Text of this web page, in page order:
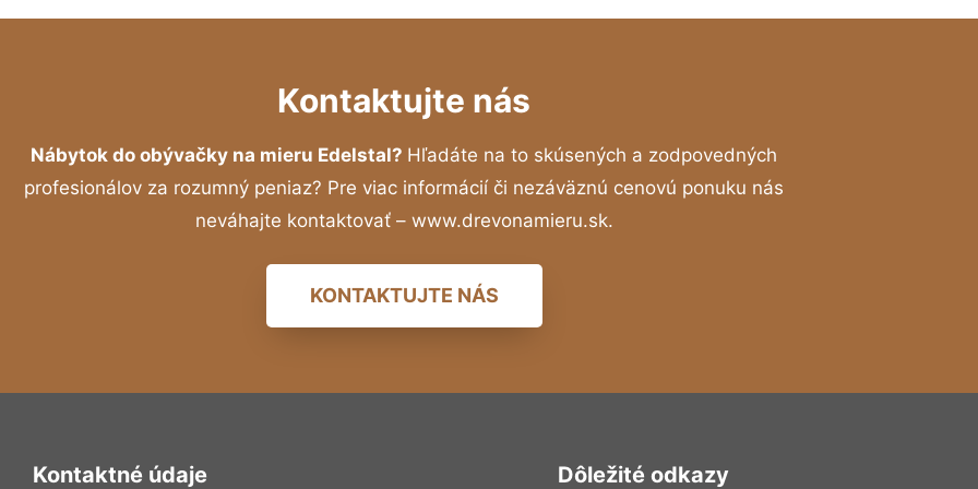
Kontaktujte nás
Nábytok do obývačky na mieru Edelstal? Hľadáte na to skúsených a zodpovedných
profesionálov za rozumný peniaz? Pre viac informácií či nezáväznú cenovú ponuku nás
neváhajte kontaktovať – www.drevonamieru.sk.
KONTAKTUJTE NÁS
Kontaktné údaje Dôležité odkazy